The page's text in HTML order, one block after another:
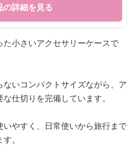
の詳細を見る
小さいアクセサリーケースで
いコンパクトサイズながら、ア
仕切りを完備しています。
いやすく、日常使いから旅行まで
。